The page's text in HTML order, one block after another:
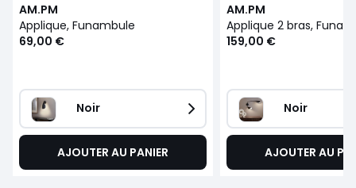
AM.PM
Applique, Funambule
69,00 €
Noir
AJOUTER AU PANIER
AM.PM
Applique 2 bras,
159,00 €
Noir
AJOUTER AU